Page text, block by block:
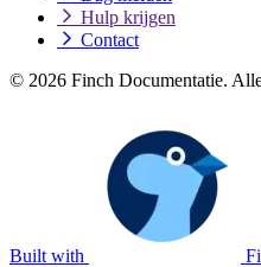
Hulp krijgen
Contact
© 2026 Finch Documentatie.
Built with